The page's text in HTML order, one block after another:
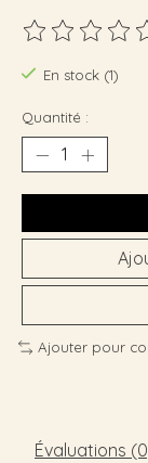
Ce produit est
En stock (1)
Quantité :
Ajouter pour
Évaluations